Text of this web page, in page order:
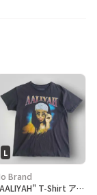
L
Brand
"AALIYAH" T-Shirt アリーヤ Tシャツ [Ladys L]